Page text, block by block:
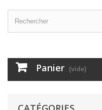
Panier (vide)